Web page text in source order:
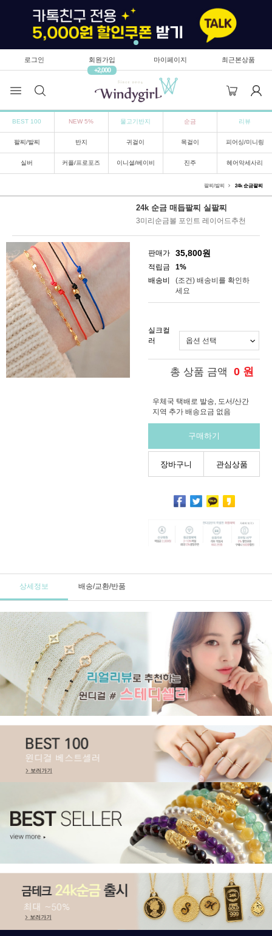
로그인
회원가입
+2,000
마이페이지 최근본상품
BEST 100 NEW 5% 물고기반지 순금 리뷰
팔찌/발찌 반지 귀걸이 목걸이 피어싱/미니링
실버 커플/프로포즈 이니셜/베이비 진주 헤어악세사리
팔찌/발찌 24k 순금팔찌
24k 순금 매듭팔찌 실팔찌
3미리순금볼 포인트 레이어드추천
판매가 35,800원
적립금
1%
배송비
(조건) 배송비를 확인하
세요
실크컬
러
총 상품 금액 0 원
우체국 택배로 발송, 도서/산간
지역 추가 배송요금 없음
구매하기
장바구니 관심상품
상세정보 배송/교환/반품